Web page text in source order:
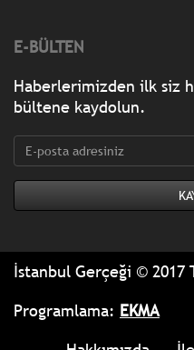
E-BÜLTEN
Haberlerimizden ilk siz
bültene kaydolun.
İstanbul Gerçeği © 2017
Programlama: EKMA